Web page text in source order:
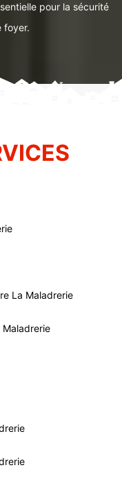
pour la sécurité
foyer.
La Maladrerie
Maladrerie